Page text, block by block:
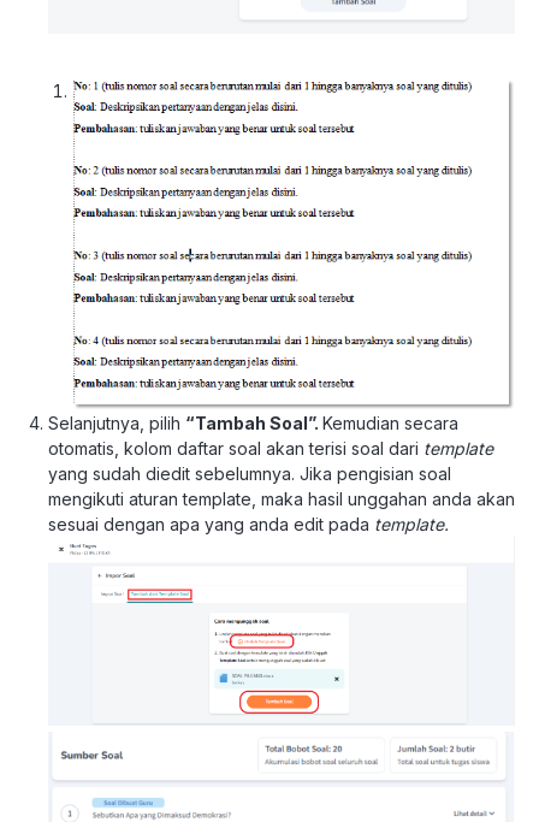
Selanjutnya, pilih “Tambah Soal”. Kemudian secara
otomatis, kolom daftar soal akan terisi soal dari template
yang sudah diedit sebelumnya. Jika pengisian soal
mengikuti aturan template, maka hasil unggahan anda akan
sesuai dengan apa yang anda edit pada template.